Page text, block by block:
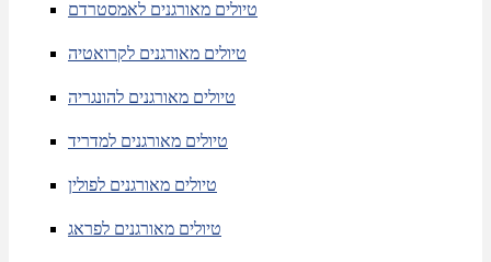
טיולים מאורגנים לאמסטרדם
טיולים מאורגנים לקרואטיה
טיולים מאורגנים להונגריה
טיולים מאורגנים למדריד
טיולים מאורגנים לפולין
טיולים מאורגנים לפראג